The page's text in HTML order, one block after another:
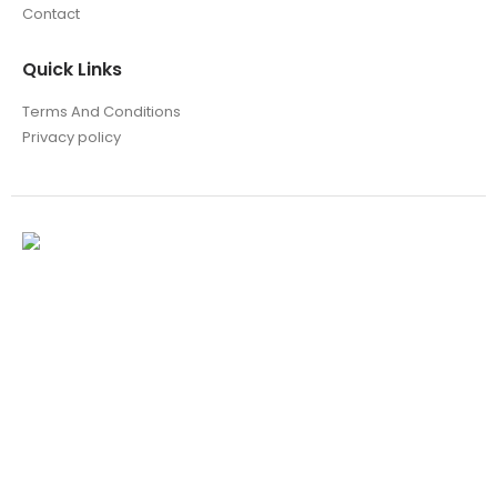
Contact
Quick Links
Terms And Conditions
Privacy policy